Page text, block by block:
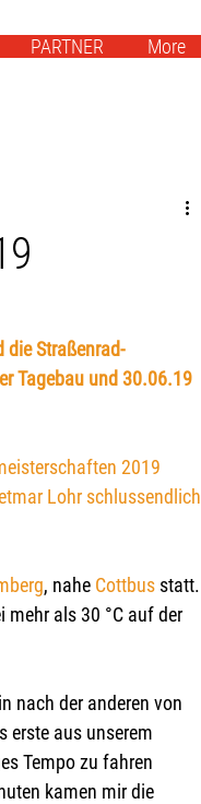
PARTNER More
die Straßenrad-
Tagebau und 30.06.19
2019
Lohr schlussendlich
, nahe Cottbus statt.
mehr als 30 °C auf der
nach der anderen von
erste aus unserem
Tempo zu fahren
kamen mir die